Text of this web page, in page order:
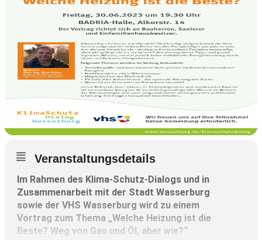
Veranstaltungsdetails
Im Rahmen des Klima-Schutz-Dialogs und in
Zusammenarbeit mit der Stadt Wasserburg
sowie der VHS Wasserburg wird zu einem
Vortrag zum Thema „Welche Heizung ist die
Beste? Weg von Gas und Öl, aber wie?“